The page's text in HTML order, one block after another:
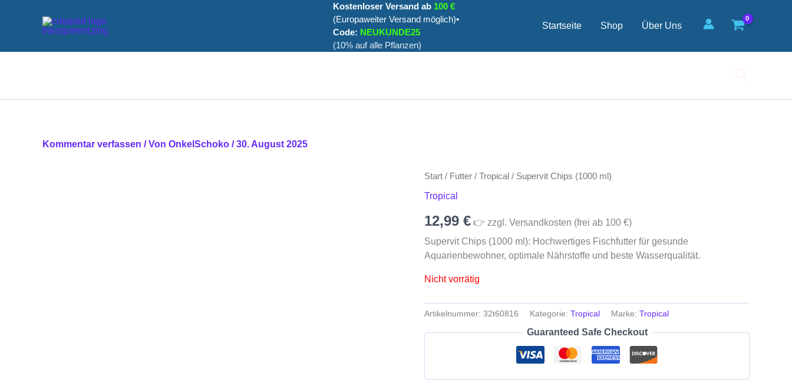
Kostenloser Versand ab 100 €
(Europaweiter Versand möglich)•
Code: NEUKUNDE25
(10% auf alle Pflanzen)
Startseite Shop Über Uns
Kommentar verfassen / Von OnkelSchoko /30. August 2025
Start / Futter / Tropical / Supervit Chips (1000 ml)
Tropical
12,99 € 👉 zzgl. Versandkosten (frei ab 100 €)
Supervit Chips (1000 ml): Hochwertiges Fischfutter für gesunde
Aquarienbewohner, optimale Nährstoffe und beste Wasserqualität.
Nicht vorrätig
Artikelnummer: 32t60816 Kategorie: Tropical Marke: Tropical
Guaranteed Safe Checkout